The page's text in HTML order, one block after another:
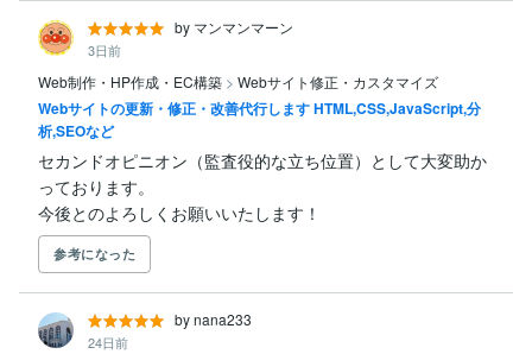
by マンマンマーン
3日前
Web制作・HP作成・EC構築 > Webサイト修正・カスタマイズ
Webサイトの更新・修正・改善代行します HTML,CSS,JavaScript,分
析,SEOなど
セカンドオピニオン（監査役的な立ち位置）として大変助か
っております。
今後とのよろしくお願いいたします！
参考になった
by nana233
24日前